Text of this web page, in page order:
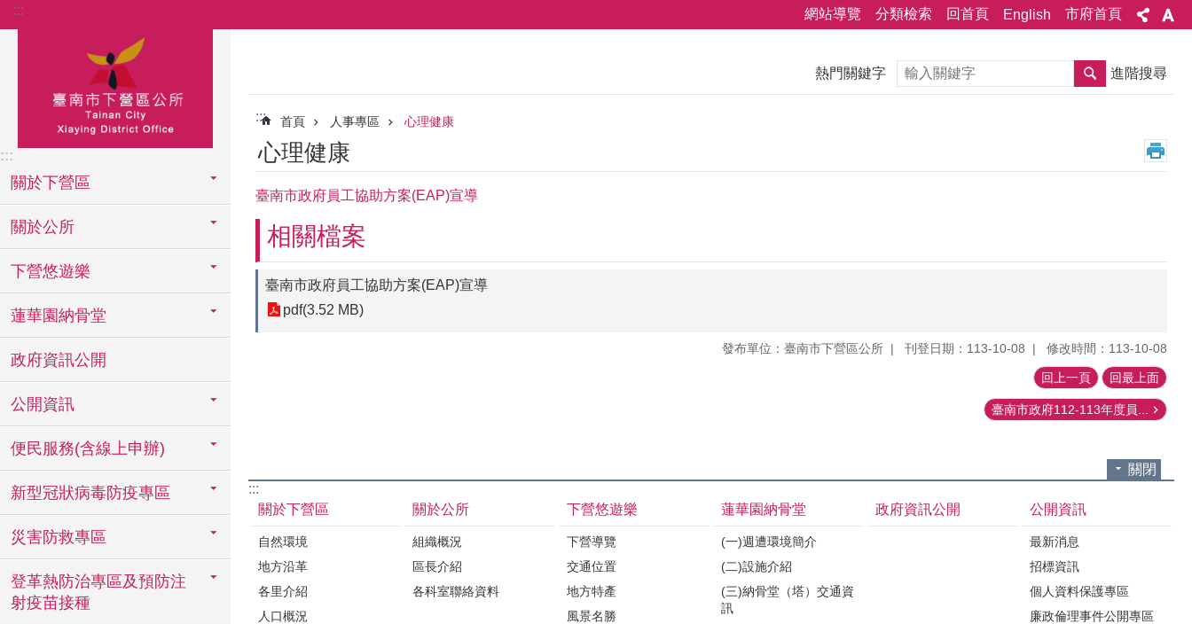
跳到主要內容區塊
::: 網站導覽 分類檢索 回首頁 English 市府首頁
:::
關於下營區
關於公所
下營悠遊樂
蓮華園納骨堂
政府資訊公開
公開資訊
便民服務(含線上申辦)
新型冠狀病毒防疫專區
災害防救專區
登革熱防治專區及預防注
射疫苗接種
熱門關鍵字 搜尋 進階搜尋
::: 首頁 人事專區 心理健康
心理健康
臺南市政府員工協助方案(EAP)宣導
相關檔案
臺南市政府員工協助方案(EAP)宣導
pdf(3.52 MB)
發布單位：臺南市下營區公所 刊登日期：113-10-08 修改時間：113-10-08
回上一頁 回最上面
臺南市政府112-113年度員...
關閉
:::
關於下營區
自然環境
地方沿革
各里介紹
人口概況
關於公所
組織概況
區長介紹
各科室聯絡資料
下營悠遊樂
下營導覽
交通位置
地方特產
風景名勝
蓮華園納骨堂
(一)週遭環境簡介
(二)設施介紹
(三)納骨堂（塔）交通資
訊
政府資訊公開 公開資訊
最新消息
招標資訊
個人資料保護專區
廉政倫理事件公開專區